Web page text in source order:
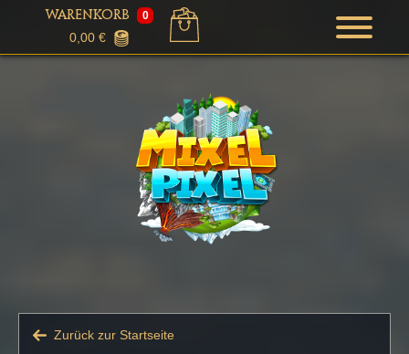
WARENKORB 0
0,00€
Zurück zur Startseite